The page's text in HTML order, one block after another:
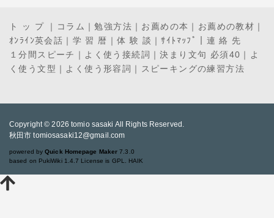
ト ッ プ ｜ コラム ｜勉強方法 ｜ お薦めの本 ｜ お薦めの教材 ｜
ｵﾝﾗｲﾝ英会話 ｜ 学 習 暦 ｜体 験 談 ｜ｻｲﾄﾏｯﾌﾟ
連 絡 先
１分間スピーチ ｜ よく使う接続詞 ｜決まり文句 必須40 ｜
よ
く使う文型 ｜ よく使う形容詞 ｜ スピーキングの練習方法
Copyright © 2026tomio sasaki All Rights Reserved.
秋田市 tomiosasaki12@gmail.com
powered byQuick Homepage Maker 7.3.0
based on PukiWiki 1.4.7 License is GPL. HAIK